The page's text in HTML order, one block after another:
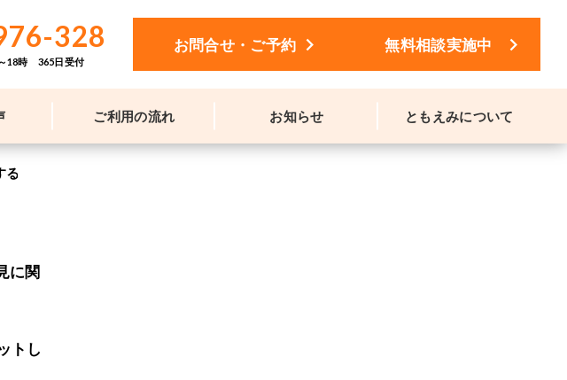
328
18時 365日受付
お問合せ・ご予約 keyboard_arrow_right 無料相談実施中 keyboard_arrow_right
ご利用の流れ お知らせ ともえみについて
るお葬儀セミナー」 （エンディングノートの書き方ほか）を開催しました。
に関
トし